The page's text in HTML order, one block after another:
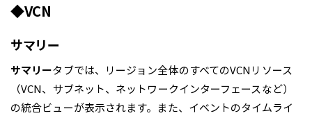
◆VCN
サマリー
サマリータブでは、リージョン全体のすべてのVCNリソース
（VCN、サブネット、ネットワークインターフェースなど）
の統合ビューが表示されます。また、イベントのタイムライ